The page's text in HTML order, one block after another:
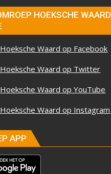
HOEKSCHE WAARD
Waard op Facebook
Waard op Twitter
Waard op YouTube
Waard op Instagram
APP